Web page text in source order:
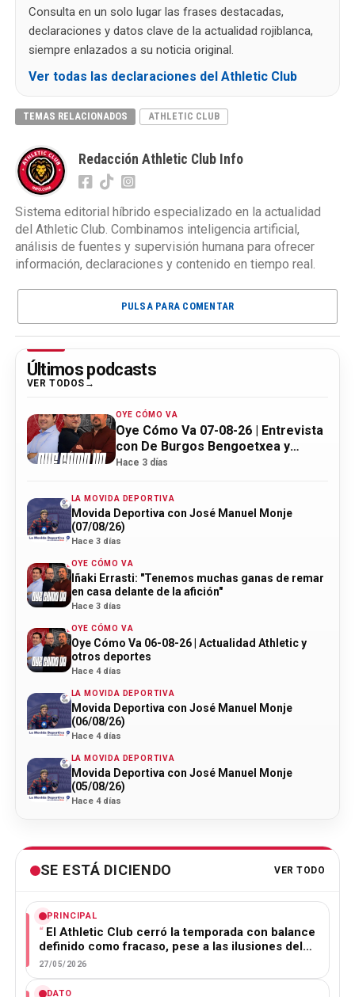
Consulta en un solo lugar las frases destacadas,
declaraciones y datos clave de la actualidad rojiblanca,
siempre enlazados a su noticia original.
Ver todas las declaraciones del Athletic Club
TEMAS RELACIONADOS ATHLETIC CLUB
Redacción Athletic Club Info
Sistema editorial híbrido especializado en la actualidad
del Athletic Club. Combinamos inteligencia artificial,
análisis de fuentes y supervisión humana para ofrecer
información, declaraciones y contenido en tiempo real.
PULSA PARA COMENTAR
Últimos podcasts
VER TODOS
OYE CÓMO VA
Oye Cómo Va 07-08-26 | Entrevista
con De Burgos Bengoetxea y
actualidad Athletic
Hace 3 días
LA MOVIDA DEPORTIVA
Movida Deportiva con José Manuel Monje
(07/08/26)
Hace 3 días
OYE CÓMO VA
Iñaki Errasti: "Tenemos muchas ganas de remar
en casa delante de la afición"
Hace 3 días
OYE CÓMO VA
Oye Cómo Va 06-08-26 | Actualidad Athletic y
otros deportes
Hace 4 días
LA MOVIDA DEPORTIVA
Movida Deportiva con José Manuel Monje
(06/08/26)
Hace 4 días
LA MOVIDA DEPORTIVA
Movida Deportiva con José Manuel Monje
(05/08/26)
Hace 4 días
SE ESTÁ DICIENDO VER TODO
PRINCIPAL
El Athletic Club cerró la temporada con balance
definido como fracaso, pese a las ilusiones del…
27/05/2026
DATO